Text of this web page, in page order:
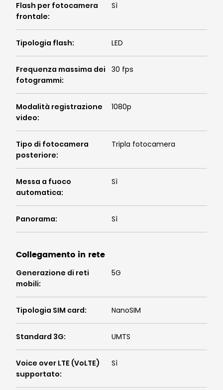
Flash per fotocamera
frontale:
Sì
Tipologia flash: LED
Frequenza massima dei
fotogrammi:
30 fps
Modalità registrazione
video:
1080p
Tipo di fotocamera
posteriore:
Tripla fotocamera
Messa a fuoco
automatica:
Sì
Panorama: Sì
Collegamento in rete
Generazione di reti
mobili:
5G
Tipologia SIM card: NanoSIM
Standard 3G: UMTS
Voice over LTE (VoLTE)
supportato:
Sì